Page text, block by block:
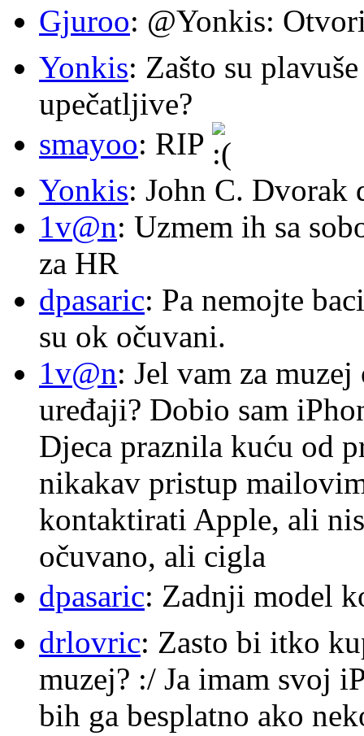
Gjuroo: @Yonkis:
Yonkis: Zašto su
upečatljive?
smayoo: RIP
Yonkis: John C. Dvorak
1v@n: Uzmem ih sa
za HR
dpasaric: Pa nemojte
su ok očuvani.
1v@n: Jel vam za
uređaji? Dobio sam
Djeca praznila kuću od
nikakav pristup
kontaktirati Apple, ali
očuvano, ali cigla
dpasaric: Zadnji model
drlovric: Zasto bi itko
muzej? :/ Ja imam svoj
bih ga besplatno ako